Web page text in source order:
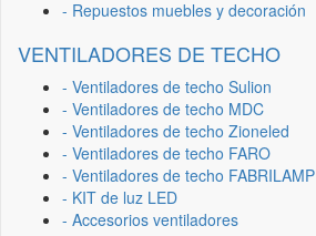
- Repuestos muebles y decoración
VENTILADORES DE TECHO
- Ventiladores de techo Sulion
- Ventiladores de techo MDC
- Ventiladores de techo Zioneled
- Ventiladores de techo FARO
- Ventiladores de techo FABRILAMP
- KIT de luz LED
- Accesorios ventiladores